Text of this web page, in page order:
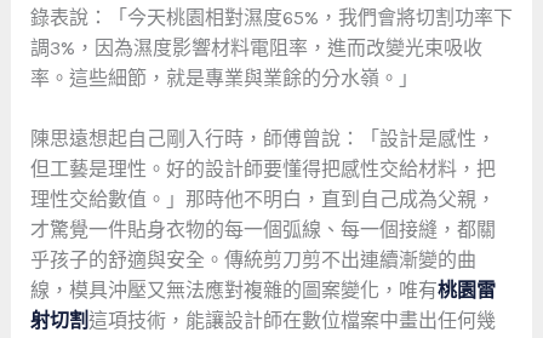
錄表說：「今天桃園相對濕度65%，我們會將切割功率下
調3%，因為濕度影響材料電阻率，進而改變光束吸收
率。這些細節，就是專業與業餘的分水嶺。」
陳思遠想起自己剛入行時，師傅曾說：「設計是感性，
但工藝是理性。好的設計師要懂得把感性交給材料，把
理性交給數值。」那時他不明白，直到自己成為父親，
才驚覺一件貼身衣物的每一個弧線、每一個接縫，都關
乎孩子的舒適與安全。傳統剪刀剪不出連續漸變的曲
線，模具沖壓又無法應對複雜的圖案變化，唯有桃園雷
射切割這項技術，能讓設計師在數位檔案中畫出任何幾